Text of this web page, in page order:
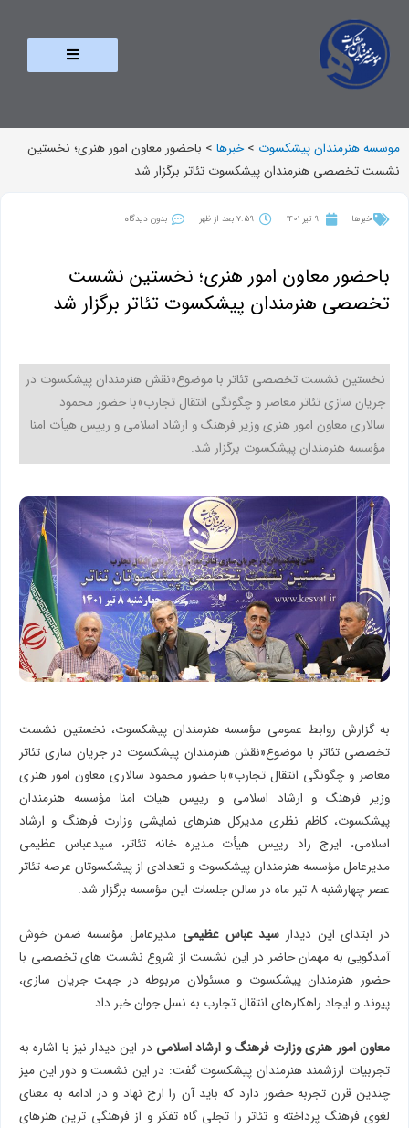
موسسه هنرمندان پیشکسوت >خبرها > باحضور معاون امور هنری؛ نخستین
نشست تخصصی هنرمندان پیشکسوت تئاتر برگزار شد
خبرها 9 تیر 1401 7:59 بعد از ظهر بدون دیدگاه
باحضور معاون امور هنری؛ نخستین نشست
تخصصی هنرمندان پیشکسوت تئاتر برگزار شد
نخستین نشست تخصصی تئاتر با موضوع«نقش هنرمندان پیشکسوت در
جریان سازی تئاتر معاصر و چگونگی انتقال تجارب»با حضور محمود
سالاری معاون امور هنری وزیر فرهنگ و ارشاد اسلامی و رییس هیأت امنا
مؤسسه هنرمندان پیشکسوت برگزار شد.
به گزارش روابط عمومی مؤسسه هنرمندان پیشکسوت، نخستین نشست
تخصصی تئاتر با موضوع«نقش هنرمندان پیشکسوت در جریان سازی تئاتر
معاصر و چگونگی انتقال تجارب»با حضور محمود سالاری معاون امور هنری
وزیر فرهنگ و ارشاد اسلامی و رییس هیات امنا مؤسسه هنرمندان
پیشکسوت، کاظم نظری مدیرکل هنرهای نمایشی وزارت فرهنگ و ارشاد
اسلامی، ایرج راد رییس هیأت مدیره خانه تئاتر، سیدعباس عظیمی
مدیرعامل مؤسسه هنرمندان پیشکسوت و تعدادی از پیشکسوتان عرصه تئاتر
عصر چهارشنبه ۸ تیر ماه در سالن جلسات این مؤسسه برگزار شد.
در ابتدای این دیدار سید عباس عظیمی مدیرعامل مؤسسه ضمن خوش
آمدگویی به مهمان حاضر در این نشست از شروع نشست های تخصصی با
حضور هنرمندان پیشکسوت و مسئولان مربوطه در جهت جریان سازی،
پیوند و ایجاد راهکارهای انتقال تجارب به نسل جوان خبر داد.
معاون امور هنری وزارت فرهنگ و ارشاد اسلامی در این دیدار نیز با اشاره به
تجربیات ارزشمند هنرمندان پیشکسوت گفت: در این نشست و دور این میز
چندین قرن تجربه حضور دارد که باید آن را ارج نهاد و در ادامه به معنای
لغوی فرهنگ پرداخته و تئاتر را تجلی گاه تفکر و از فرهنگی ترین هنرهای